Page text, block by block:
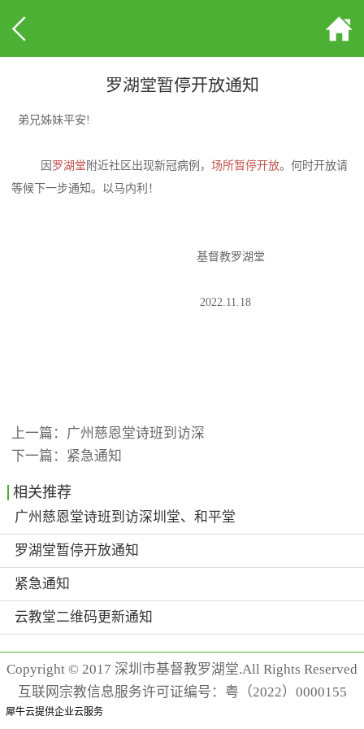
罗湖堂暂停开放通知
弟兄姊妹平安!
因 罗湖堂 附近社区出现新冠病例， 场所暂停开放。何时开放请
等候下一步通知。以马内利！
基督教罗湖堂
2022.11.18
上一篇： 广州慈恩堂诗班到访深
下一篇：
紧急通知
相关推荐
广州慈恩堂诗班到访深圳堂、和平堂
罗湖堂暂停开放通知
紧急通知
云教堂二维码更新通知
Copyright © 2017 深圳市基督教罗湖堂.All Rights Reserved
互联网宗教信息服务许可证编号：粤（2022）0000155
犀牛云提供企业云服务